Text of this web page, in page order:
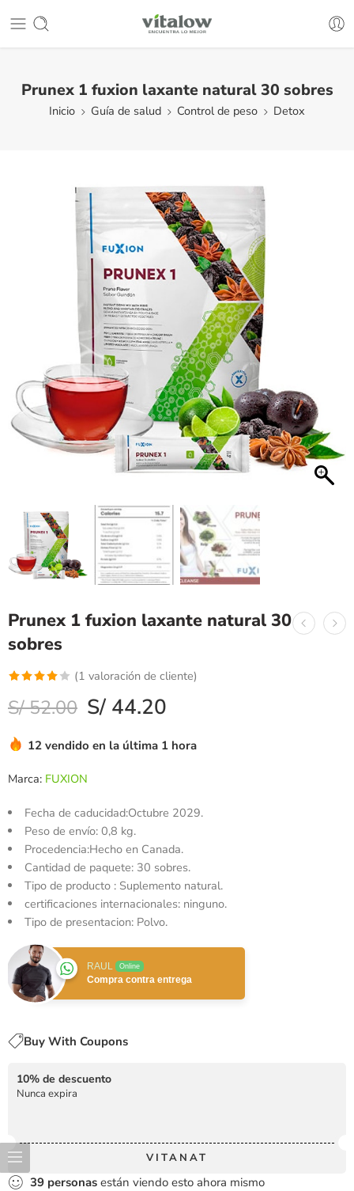
Prunex 1 fuxion laxante natural 30 sobres
Inicio Guía de salud Control de peso Detox
Prunex 1 fuxion laxante natural 30
sobres
con4.00
base a
de un
cliente
(1 valoración de cliente)
S/52.00 S/ 44.20
12 vendido en la última 1 hora
Marca: FUXION
Fecha de caducidad:Octubre 2029.
Peso de envío: 0,8 kg.
Procedencia:Hecho en Canada.
Cantidad de paquete: 30 sobres.
Tipo de producto : Suplemento natural.
certificaciones internacionales: ninguno.
Tipo de presentacion: Polvo.
RAUL Online
Compra contra entrega
Buy With Coupons
10% de descuento
Nunca expira
VITANAT
39 personas están viendo esto ahora mismo